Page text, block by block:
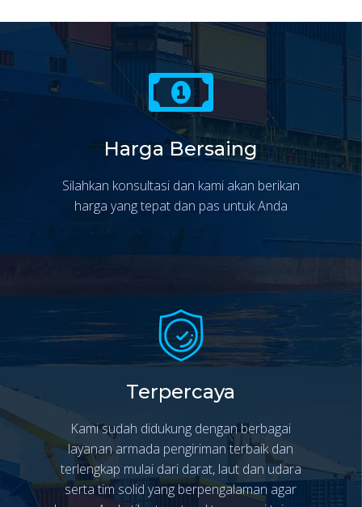
Harga Bersaing
Silahkan konsultasi dan kami akan berikan
harga yang tepat dan pas untuk Anda
Terpercaya
Kami sudah didukung dengan berbagai
layanan armada pengiriman terbaik dan
terlengkap mulai dari darat, laut dan udara
serta tim solid yang berpengalaman agar